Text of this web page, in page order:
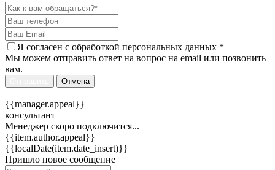
Я согласен c обработкой персональных данных *
Мы можем отправить ответ на вопрос на email или позвонить
вам.
Отмена
{{manager.appeal}}
консультант
Менеджер скоро подключится...
{{item.author.appeal}}
{{localDate(item.date_insert)}}
Пришло новое сообщение